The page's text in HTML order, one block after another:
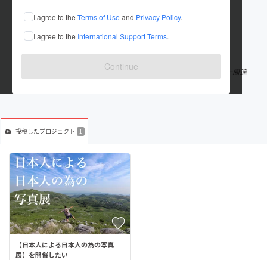
I agree to the Terms of Use and Privacy Policy.
I agree to the International Support Terms.
Continue
これまでに1回支援して1件のプロジェクトを投稿しています
在住国：未設定
出身国：未設定
27歳の時に会社員を退職 自転車で日本一周を開始 2019年に日本一周達
成
投稿したプロジェクト 1
【日本人による日本人の為の写真
展】を開催したい